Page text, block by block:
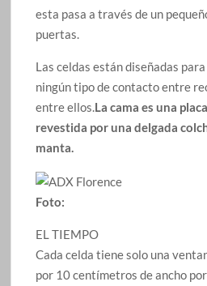
esta pasa a través de un
puertas.
Las celdas están diseñadas
ningún tipo de contacto entre
entre ellos.La cama es una
revestida por una delgada
manta.
Foto:
EL TIEMPO
Cada celda tiene solo una
por 10 centímetros de ancho